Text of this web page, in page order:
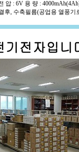
: 6V 용 량 :
후, 수축필름(공업용 열풍